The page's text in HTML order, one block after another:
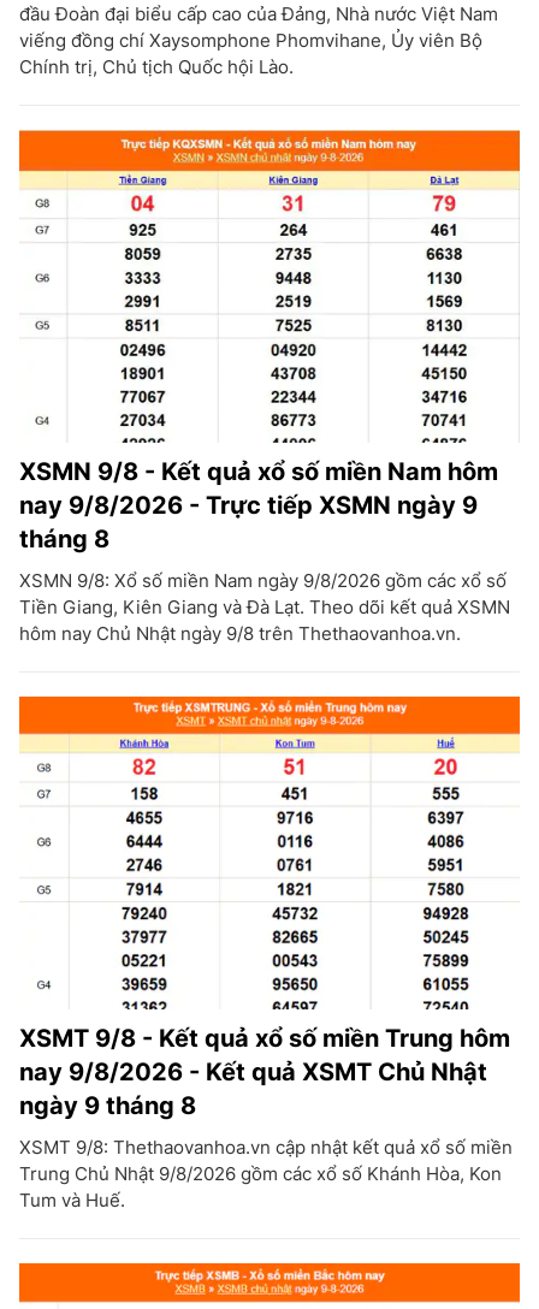
đầu Đoàn đại biểu cấp cao của Đảng, Nhà nước Việt Nam
viếng đồng chí Xaysomphone Phomvihane, Ủy viên Bộ
Chính trị, Chủ tịch Quốc hội Lào.
XSMN 9/8 - Kết quả xổ số miền Nam hôm
nay 9/8/2026 - Trực tiếp XSMN ngày 9
tháng 8
XSMN 9/8: Xổ số miền Nam ngày 9/8/2026 gồm các xổ số
Tiền Giang, Kiên Giang và Đà Lạt. Theo dõi kết quả XSMN
hôm nay Chủ Nhật ngày 9/8 trên Thethaovanhoa.vn.
XSMT 9/8 - Kết quả xổ số miền Trung hôm
nay 9/8/2026 - Kết quả XSMT Chủ Nhật
ngày 9 tháng 8
XSMT 9/8: Thethaovanhoa.vn cập nhật kết quả xổ số miền
Trung Chủ Nhật 9/8/2026 gồm các xổ số Khánh Hòa, Kon
Tum và Huế.